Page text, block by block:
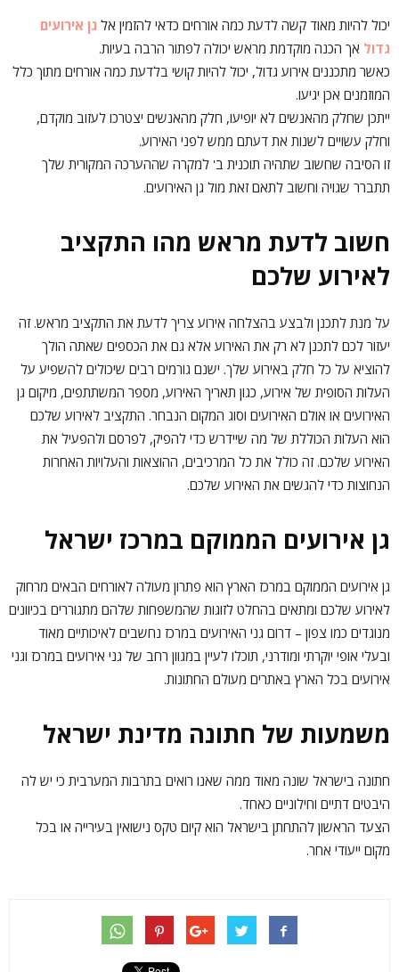
יכול להיות מאוד קשה לדעת כמה אורחים כדאי להזמין אל גן אירועים
גדול אך הכנה מוקדמת מראש יכולה לפתור הרבה בעיות.
כאשר מתכננים אירוע גדול, יכול להיות קושי בלדעת כמה אורחים מתוך כלל
המוזמנים אכן יגיעו.
ייתכן שחלק מהאנשים לא יופיעו, חלק מהאנשים יצטרכו לעזוב מוקדם,
וחלק עשויים לשנות את דעתם ממש לפני האירוע.
זו הסיבה שחשוב שתהיה תוכנית ב' למקרה שההערכה המקורית שלך
תתברר שגויה וחשוב לתאם זאת מול גן האירועים.
חשוב לדעת מראש מהו התקציב
לאירוע שלכם
על מנת לתכנן ולבצע בהצלחה אירוע צריך לדעת את התקציב מראש. זה
יעזור לכם לתכנן לא רק את האירוע אלא גם את הכספים שאתה הולך
להוציא על כל חלק באירוע שלך. ישנם גורמים רבים שיכולים להשפיע על
העלות הסופית של אירוע, כגון תאריך האירוע, מספר המשתתפים, מיקום גן
האירועים או אולם האירועים וסוג המקום הנבחר. התקציב לאירוע שלכם
הוא העלות הכוללת של מה שיידרש כדי להפיק, לפרסם ולהפעיל את
האירוע שלכם. זה כולל את כל המרכיבים, ההוצאות והעלויות האחרות
הנחוצות כדי להגשים את האירוע שלכם.
גן אירועים הממוקם במרכז ישראל
גן אירועים הממוקם במרכז הארץ הוא פתרון מעולה לאורחים הבאים מרחוק
לאירוע שלכם ומתאים בהחלט לזוגות שהמשפחות שלהם מתגוררים בכיוונים
מנוגדים כמו צפון – דרום גני האירועים במרכז נחשבים לאיכותיים מאוד
ובעלי אופי יוקרתי ומודרני, תוכלו לעיין במגוון רחב של גני אירועים במרכז וגני
אירועים בכל הארץ באתרים מעולם החתונות.
משמעות של חתונה מדינת ישראל
חתונה בישראל שונה מאוד ממה שאנו רואים בתרבות המערבית כי יש לה
היבטים דתיים וחילוניים כאחד.
הצעד הראשון להתחתן בישראל הוא קיום טקס נישואין בעירייה או בכל
מקום ייעודי אחר.